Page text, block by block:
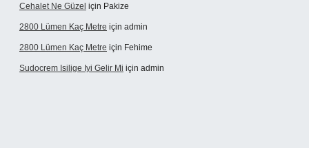
Cehalet Ne Güzel için Pakize
2800 Lümen Kaç Metre için admin
2800 Lümen Kaç Metre için Fehime
Sudocrem Isilige Iyi Gelir Mi için admin